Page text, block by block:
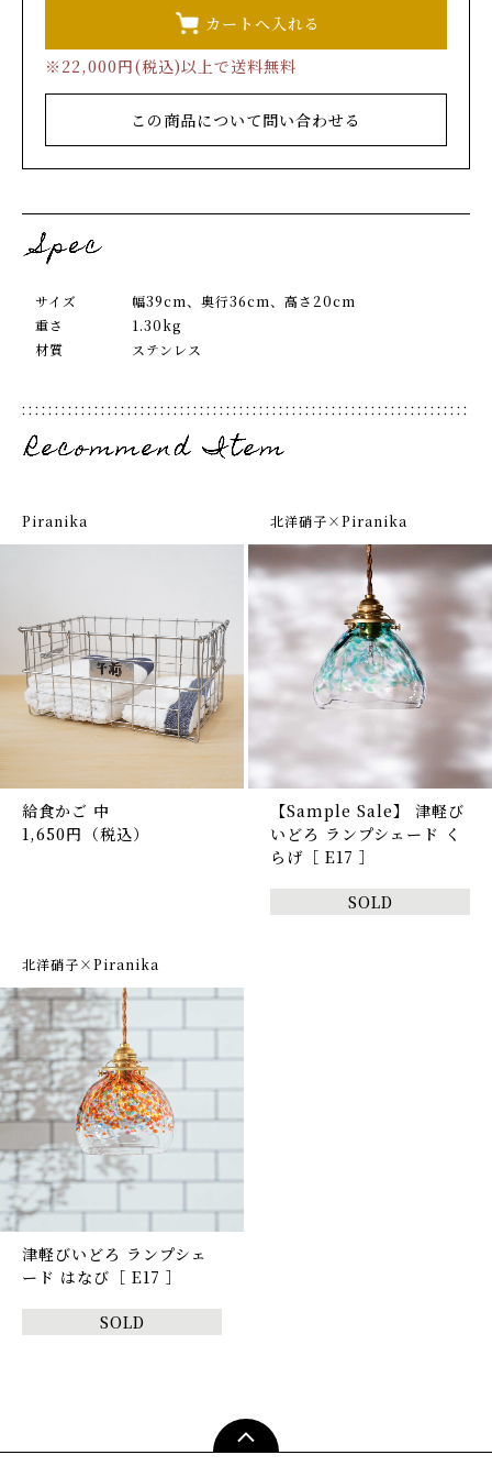
※22,000円(税込)以上で送料無料
この商品について問い合わせる
サイズ
幅39cm、奥行36cm、高さ20cm
重さ
1.30kg
材質
ステンレス
Piranika
給食かご 中
1,650円(内税)
北洋硝子×Piranika
【Sample Sale】 津軽び
いどろ ランプシェード く
らげ［ E17 ］
SOLD
北洋硝子×Piranika
津軽びいどろ ランプシェ
ード はなび［ E17 ］
SOLD